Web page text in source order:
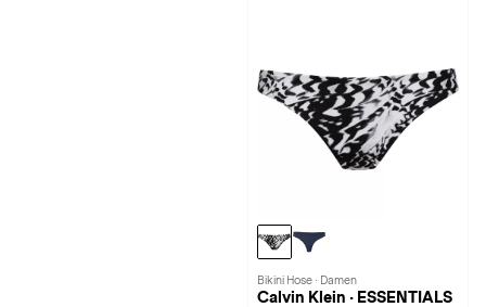
Bikini Hose · Damen
Calvin Klein · ESSENTIALS